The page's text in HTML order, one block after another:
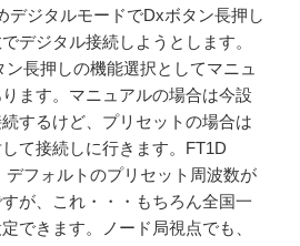
デジタルモードでDxボタン長押し
デジタル接続しようとします。
長押しの機能選択としてマニュ
ます。マニュアルの場合は今設
するけど、プリセットの場合は
て接続しに行きます。FT1D
フォルトのプリセット周波数が
が、これ・・・もちろん全国一
できます。ノード局視点でも、